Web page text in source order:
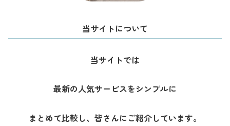
当サイトについて
当サイトでは
最新の人気サービスをシンプルに
まとめて比較し、皆さんにご紹介しています。